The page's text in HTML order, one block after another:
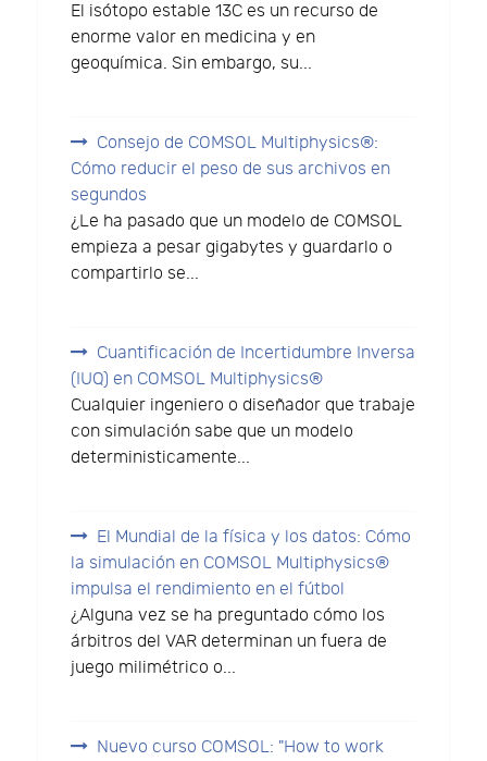
El isótopo estable 13C es un recurso de
enorme valor en medicina y en
geoquímica. Sin embargo, su...
Consejo de COMSOL Multiphysics®:
Cómo reducir el peso de sus archivos en
segundos
¿Le ha pasado que un modelo de COMSOL
empieza a pesar gigabytes y guardarlo o
compartirlo se...
Cuantificación de Incertidumbre Inversa
(IUQ) en COMSOL Multiphysics®
Cualquier ingeniero o diseñador que trabaje
con simulación sabe que un modelo
deterministicamente...
El Mundial de la física y los datos: Cómo
la simulación en COMSOL Multiphysics®
impulsa el rendimiento en el fútbol
¿Alguna vez se ha preguntado cómo los
árbitros del VAR determinan un fuera de
juego milimétrico o...
Nuevo curso COMSOL: "How to work